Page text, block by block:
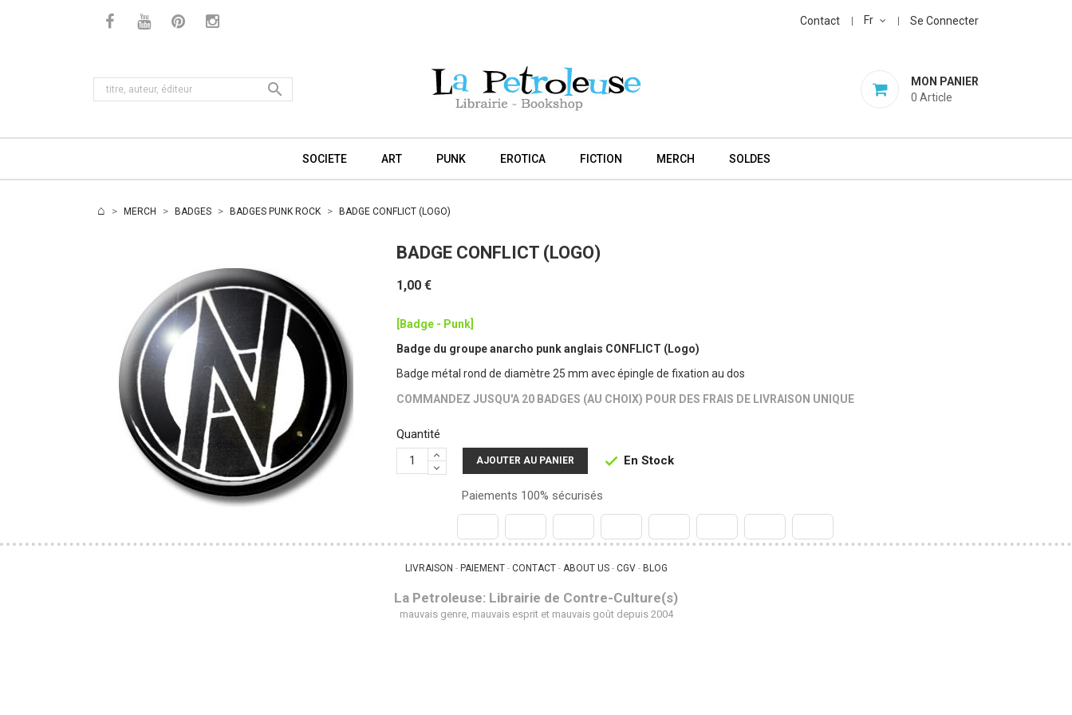
Contact Fr Se Connecter
MON PANIER
0 Article

SOCIETE ART PUNK EROTICA FICTION MERCH SOLDES
MERCH BADGES BADGES PUNK ROCK BADGE CONFLICT (LOGO)
BADGE CONFLICT (LOGO)
1,00 €
[Badge - Punk]
Badge du groupe anarcho punk anglais CONFLICT (Logo)
Badge métal rond de diamètre 25 mm avec épingle de fixation au dos
COMMANDEZ JUSQU'A 20 BADGES (AU CHOIX) POUR DES FRAIS DE LIVRAISON UNIQUE
Quantité
AJOUTER AU PANIER  En Stock
Paiements 100% sécurisés
LIVRAISON - PAIEMENT - CONTACT - ABOUT US - CGV - BLOG
La Petroleuse: Librairie de Contre-Culture(s)
mauvais genre, mauvais esprit et mauvais goût depuis 2004